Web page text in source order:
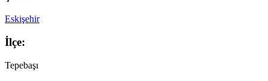
Eskişehir
İlçe:
Tepebaşı